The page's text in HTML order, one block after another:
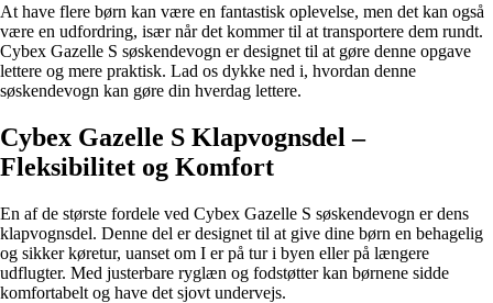
At have flere børn kan være en fantastisk oplevelse, men det kan også
være en udfordring, især når det kommer til at transportere dem rundt.
Cybex Gazelle S søskendevogn er designet til at gøre denne opgave
lettere og mere praktisk. Lad os dykke ned i, hvordan denne
søskendevogn kan gøre din hverdag lettere.
Cybex Gazelle S Klapvognsdel –
Fleksibilitet og Komfort
En af de største fordele ved Cybex Gazelle S søskendevogn er dens
klapvognsdel. Denne del er designet til at give dine børn en behagelig
og sikker køretur, uanset om I er på tur i byen eller på længere
udflugter. Med justerbare ryglæn og fodstøtter kan børnene sidde
komfortabelt og have det sjovt undervejs.